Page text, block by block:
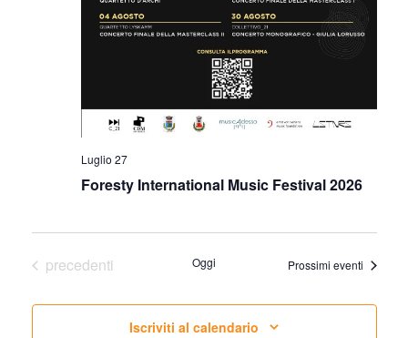
Luglio 27
Foresty International Music Festival 2026
Eventi
precedenti Oggi Prossimi eventi
Iscriviti al calendario